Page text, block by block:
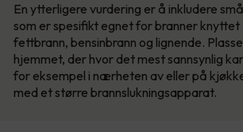
En ytterligere vurdering er å inkludere
som er spesifikt egnet for branner knyttet
fettbrann, bensinbrann og lignende.
hjemmet, der hvor det mest sannsynlig
for eksempel i nærheten av eller på
med et større brannslukningsapparat.